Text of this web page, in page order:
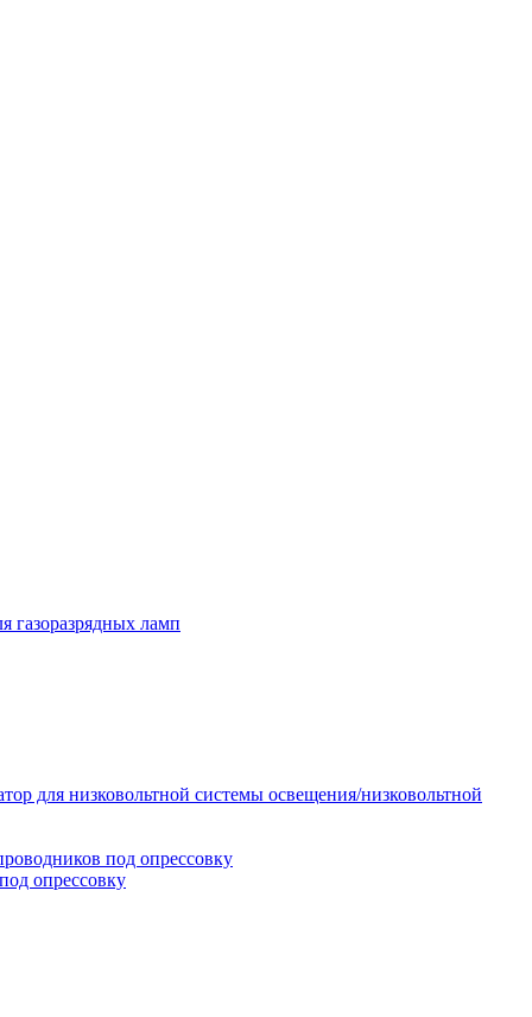
газоразрядных ламп
для низковольтной системы освещения/низковольтной
под опрессовку
опрессовку